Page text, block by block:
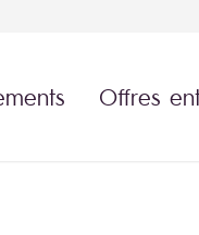
Offres